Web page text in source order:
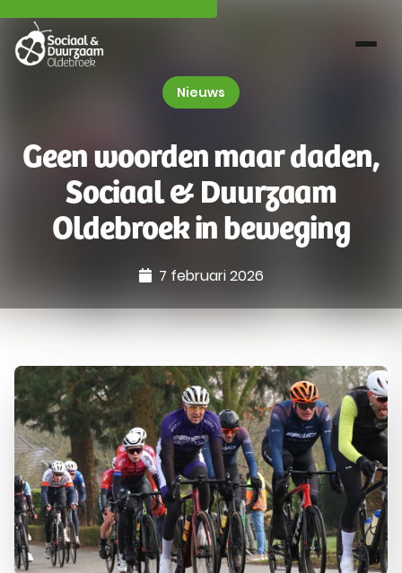
Nieuws
Geen woorden maar daden,
Sociaal & Duurzaam
Oldebroek in beweging
7 februari 2026